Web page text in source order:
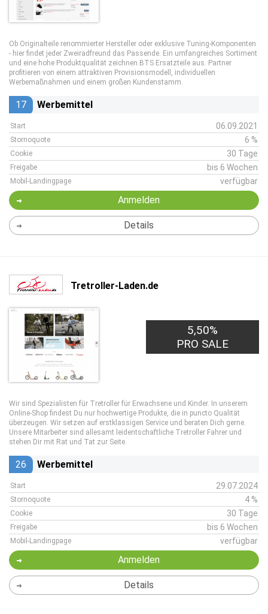
Ob Originalteile renommierter Hersteller oder exklusive Tuning-Komponenten
- hier findet jeder Zweiradfreund das Passende. Ein umfangreiches Sortiment
und eine hohe Produktqualität zeichnen BTS Ersatzteile aus. Partner
profitieren von einem attraktiven Provisionsmodell, individuellen
Werbemaßnahmen und einem großen Kundenstamm.
17 Werbemittel
Start 06.09.2021
Stornoquote 6 %
Cookie 30 Tage
Freigabe bis 6 Wochen
Mobil-Landingpage verfügbar
Anmelden
Details
Tretroller-Laden.de
5,50%
PRO SALE
Wir sind Spezialisten für Tretroller für Erwachsene und Kinder. In unserem
Online-Shop findest Du nur hochwertige Produkte, die in puncto Qualität
überzeugen. Wir setzen auf erstklassigen Service und beraten Dich gerne.
Unsere Mitarbeiter sind allesamt leidentschaftliche Tretroller Fahrer und
stehen Dir mit Rat und Tat zur Seite.
26 Werbemittel
Start 29.07.2024
Stornoquote 4 %
Cookie 30 Tage
Freigabe bis 6 Wochen
Mobil-Landingpage verfügbar
Anmelden
Details